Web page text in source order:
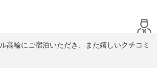
の件によりご不安なお気持ちを抱かせてしま
お詫び申し上げます。今後はお時間に余裕の
ご利用いただけるよう、より一層のサービス
ります。
た貴重なご意見を真摯に受け止め、次回ご利
高輪にご宿泊いただき、また嬉しいクチコミ
ありがとうございます。